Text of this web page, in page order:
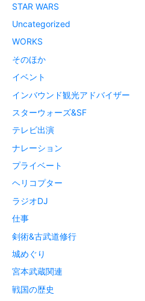
STAR WARS
Uncategorized
WORKS
そのほか
イベント
インバウンド観光アドバイザー
スターウォーズ&SF
テレビ出演
ナレーション
プライベート
ヘリコプター
ラジオDJ
仕事
剣術&古武道修行
城めぐり
宮本武蔵関連
戦国の歴史